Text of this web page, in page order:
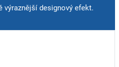
výraznější designový efekt.